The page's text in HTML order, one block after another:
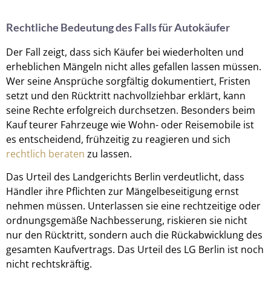
Rechtliche Bedeutung des Falls für Autokäufer
Der Fall zeigt, dass sich Käufer bei wiederholten und
erheblichen Mängeln nicht alles gefallen lassen müssen.
Wer seine Ansprüche sorgfältig dokumentiert, Fristen
setzt und den Rücktritt nachvollziehbar erklärt, kann
seine Rechte erfolgreich durchsetzen. Besonders beim
Kauf teurer Fahrzeuge wie Wohn- oder Reisemobile ist
es entscheidend, frühzeitig zu reagieren und sich
rechtlich beraten zu lassen.
Das Urteil des Landgerichts Berlin verdeutlicht, dass
Händler ihre Pflichten zur Mängelbeseitigung ernst
nehmen müssen. Unterlassen sie eine rechtzeitige oder
ordnungsgemäße Nachbesserung, riskieren sie nicht
nur den Rücktritt, sondern auch die Rückabwicklung des
gesamten Kaufvertrags. Das Urteil des LG Berlin ist noch
nicht rechtskräftig.